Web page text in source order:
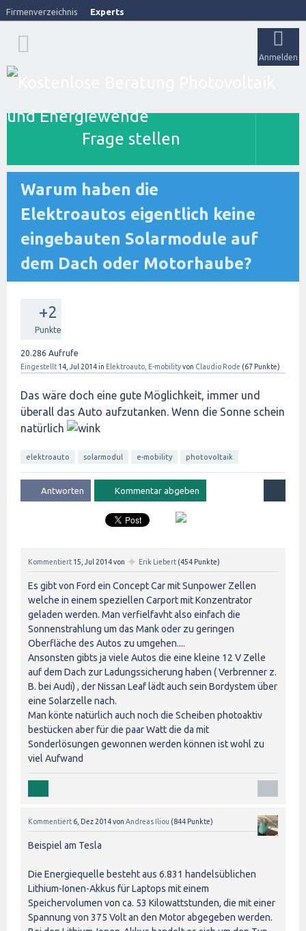
Firmenverzeichnis Experts
Anmelden
Frage stellen
Warum haben die
Elektroautos eigentlich keine
eingebauten Solarmodule auf
dem Dach oder Motorhaube?
+2
Punkte
20.286 Aufrufe
Eingestellt 14, Jul 2014in Elektroauto, E-mobilityvon Claudio Rode (67 Punkte)
Das wäre doch eine gute Möglichkeit, immer und
überall das Auto aufzutanken. Wenn die Sonne schein
natürlich
elektroauto solarmodul e-mobility photovoltaik
Kommentiert 15, Jul 2014von ✦ Erik Liebert (454 Punkte)
Es gibt von Ford ein Concept Car mit Sunpower Zellen
welche in einem speziellen Carport mit Konzentrator
geladen werden. Man verfielfavht also einfach die
Sonnenstrahlung um das Mank oder zu geringen
Oberfläche des Autos zu umgehen....
Ansonsten gibts ja viele Autos die eine kleine 12 V Zelle
auf dem Dach zur Ladungssicherung haben ( Verbrenner z.
B. bei Audi) , der Nissan Leaf lädt auch sein Bordystem über
eine Solarzelle nach.
Man könte natürlich auch noch die Scheiben photoaktiv
bestücken aber für die paar Watt die da mit
Sonderlösungen gewonnen werden können ist wohl zu
viel Aufwand
Kommentiert 6, Dez 2014von Andreas Iliou (844 Punkte)
Beispiel am Tesla
Die Energiequelle besteht aus 6.831 handelsüblichen
Lithium-Ionen-Akkus für Laptops mit einem
Speichervolumen von ca. 53 Kilowattstunden, die mit einer
Spannung von 375 Volt an den Motor abgegeben werden.